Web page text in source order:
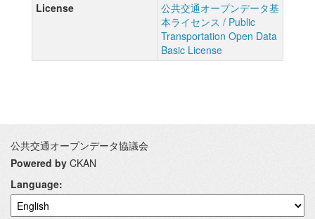
License
公共交通オープンデータ基
本ライセンス / Public
Transportation Open Data
Basic License
公共交通オープンデータ協議会
Powered by CKAN
Language